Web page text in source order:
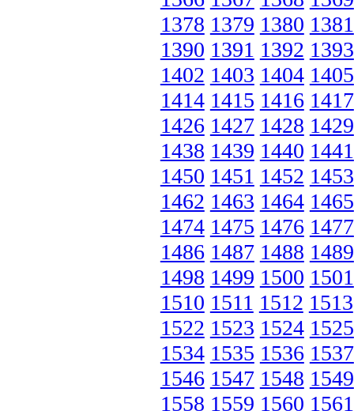
1378 1379 1380 1381
1390 1391 1392 1393
1402 1403 1404 1405
1414 1415 1416 1417
1426 1427 1428 1429
1438 1439 1440 1441
1450 1451 1452 1453
1462 1463 1464 1465
1474 1475 1476 1477
1486 1487 1488 1489
1498 1499 1500 1501
1510 1511 1512 1513
1522 1523 1524 1525
1534 1535 1536 1537
1546 1547 1548 1549
1558 1559 1560 1561